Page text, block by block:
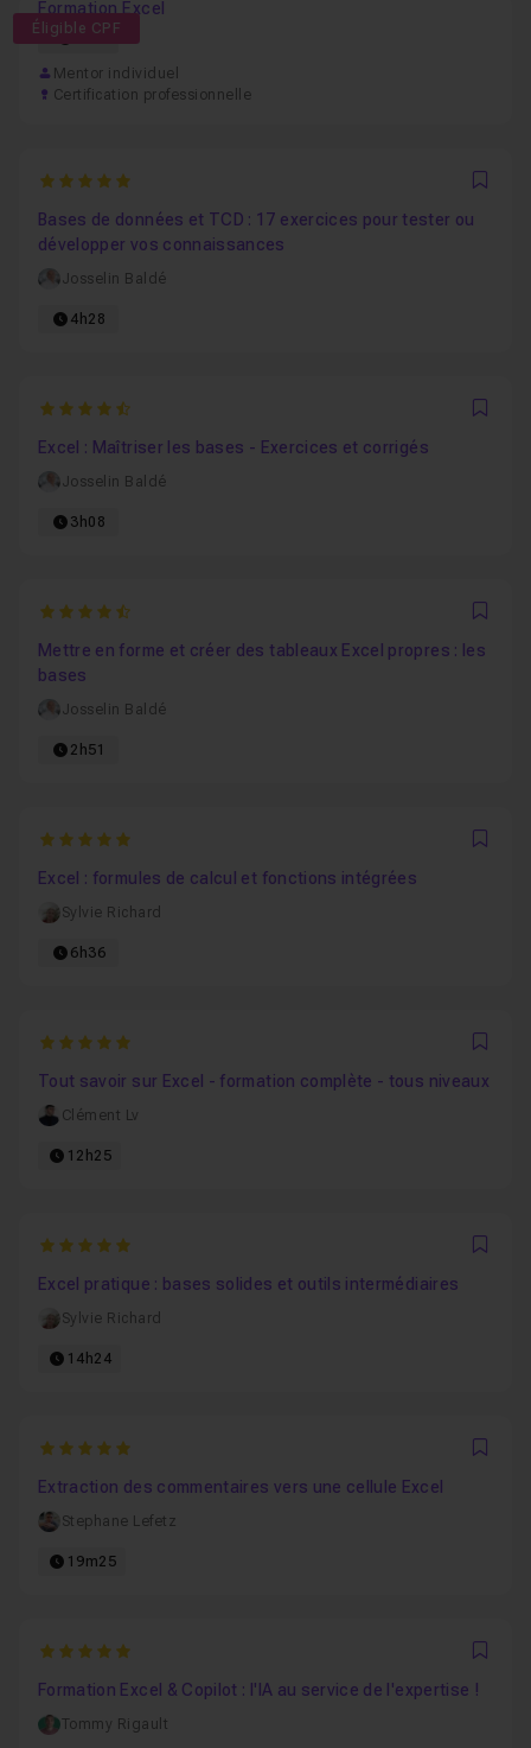
Éligible CPF
Formation Excel
64h
Mentor individuel
Certification professionnelle
5
Bases de données et TCD : 17 exercices pour tester ou
développer vos connaissances
Josselin Baldé
4h28
4.9375
Excel : Maîtriser les bases - Exercices et corrigés
Josselin Baldé
3h08
4.8666666666667
Mettre en forme et créer des tableaux Excel propres : les
bases
Josselin Baldé
2h51
5
Excel : formules de calcul et fonctions intégrées
Sylvie Richard
6h36
5
Tout savoir sur Excel - formation complète - tous niveaux
Clément Lv
12h25
5
Excel pratique : bases solides et outils intermédiaires
Sylvie Richard
14h24
5
Extraction des commentaires vers une cellule Excel
Stephane Lefetz
19m25
5
Formation Excel & Copilot : l'IA au service de l'expertise !
Tommy Rigault